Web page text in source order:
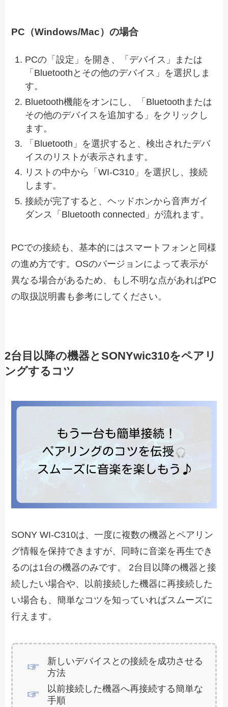
PC（Windows/Mac）の場合
PCの「設定」を開き、「デバイス」または
「Bluetoothとその他のデバイス」を選択しま
す。
Bluetooth機能をオンにし、「Bluetoothまたは
その他のデバイスを追加する」をクリックし
ます。
「Bluetooth」を選択すると、検出されたデバ
イスのリストが表示されます。
リストの中から「WI-C310」を選択し、接続
します。
接続が完了すると、ヘッドホンから音声ガイ
ダンス「Bluetooth connected」が流れます。
PCでの接続も、基本的にはスマートフォンと同様
の進め方です。OSのバージョンによって表示が
異なる場合があるため、もし不明な点があればPC
の取扱説明書も参考にしてください。
2台目以降の機器とSONYwic310をペアリ
ングするコツ
SONY WI-C310は、一度に複数の機器とペアリン
グ情報を保持できますが、同時に音楽を再生でき
るのは1台の機器のみです。 2台目以降の機器と接
続したい場合や、以前接続した機器に再接続した
い場合も、簡単なコツを知っていればスムーズに
行えます。
新しいデバイスとの接続を成功させる
方法
以前接続した機器へ再接続する簡単な
手順